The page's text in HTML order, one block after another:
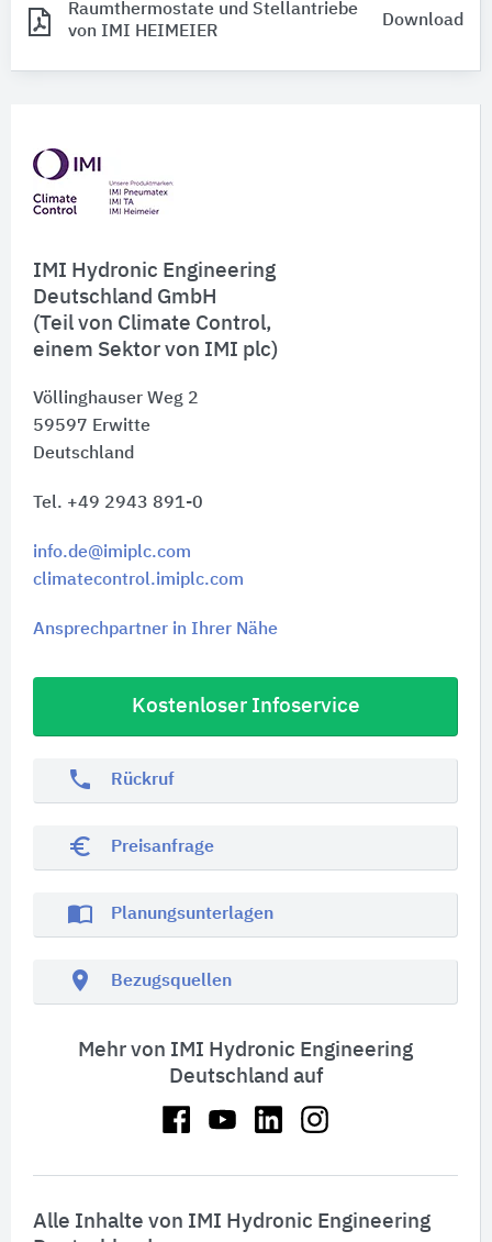
IMI Hydronic Engineering
Deutschland GmbH
(Teil von Climate Control,
einem Sektor von IMI plc)
Völlinghauser Weg 2
59597 Erwitte
Deutschland
Tel. +49 2943 891-0
info.de@imiplc.com
climatecontrol.imiplc.com
Ansprechpartner in Ihrer Nähe
Kostenloser Infoservice
phone Rückruf
euro_symbol Preisanfrage
import_contacts Planungsunterlagen
location_on Bezugsquellen
Mehr von IMI Hydronic Engineering
Deutschland auf
Alle Inhalte von IMI Hydronic Engineering
Raumthermostate und Stellantriebe
von IMI HEIMEIER
Download